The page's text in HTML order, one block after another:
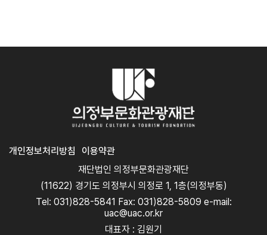
개인정보처리방침
이용약관
재단법인 의정부문화관광재단
(11622) 경기도 의정부시 의정로 1, 1층(의정부동)
Tel: 031)828-5841 Fax: 031)828-5809 e-mail:
uac@uac.or.kr
대표자 : 김원기